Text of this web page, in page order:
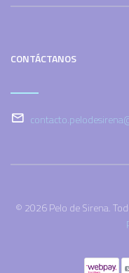
CONTÁCTANOS
© 2026 Pelo de Sirena.